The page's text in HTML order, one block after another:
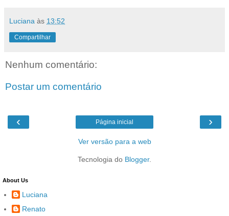
Luciana às 13:52
Compartilhar
Nenhum comentário:
Postar um comentário
‹ ›
Página inicial
Ver versão para a web
Tecnologia do Blogger.
About Us
Luciana
Renato